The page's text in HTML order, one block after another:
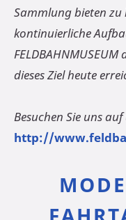
Sammlung bieten
kontinuierliche
dieses Ziel heute
Besuchen Sie uns
http://